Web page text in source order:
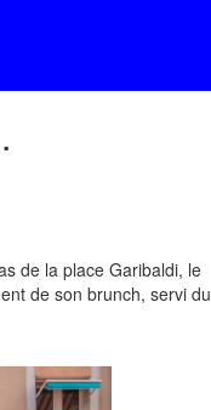
de la place Garibaldi, le
de son brunch, servi du